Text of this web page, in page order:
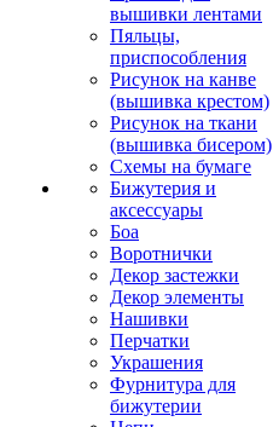
вышивки лентами
Пяльцы,
приспособления
Рисунок на канве
(вышивка крестом)
Рисунок на ткани
(вышивка бисером)
Схемы на бумаге
Бижутерия и
аксессуары
Боа
Воротнички
Декор застежки
Декор элементы
Нашивки
Перчатки
Украшения
Фурнитура для
бижутерии